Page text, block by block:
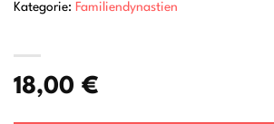
18,00 €
Kategorie: Familiendynastien